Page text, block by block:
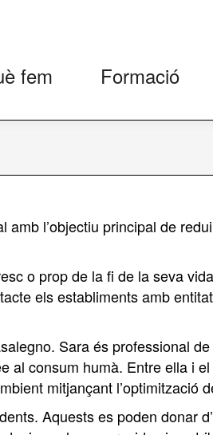
fem Formació
l’objectiu principal de
o prop de la fi de la seva
els establiments amb
Sara és professional
al consum humà. Entre ella i
mitjançant l’optimització
Aquests es poden donar